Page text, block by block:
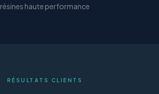
résines haute performance
RÉSULTATS CLIENTS